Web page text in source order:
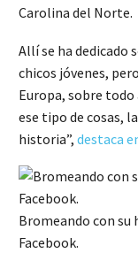
Carolina del Norte.
Allí se ha dedicado
chicos jóvenes,
Europa, sobre
ese tipo de cosas,
historia”, destaca
Bromeando con su
Facebook.